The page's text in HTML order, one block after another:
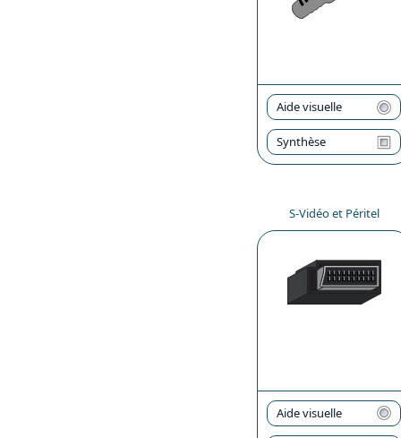
Aide visuelle
Synthèse
S-Vidéo et Péritel
Aide visuelle